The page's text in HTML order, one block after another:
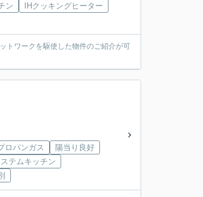
ン
IHクッキングヒーター
トワークを駆使した物件のご紹介が可
ロパンガス
陽当り良好
テムキッチン